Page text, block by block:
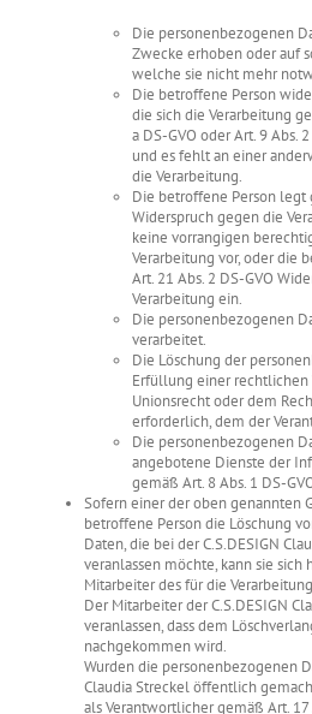
Die personenbezogenen
Zwecke erhoben oder auf
welche sie nicht mehr
Die betroffene Person
die sich die Verarbeitung
a DS-GVO oder Art. 9 Abs.
und es fehlt an einer
die Verarbeitung.
Die betroffene Person legt
Widerspruch gegen die
keine vorrangigen
Verarbeitung vor, oder die
Art. 21 Abs. 2 DS-GVO
Verarbeitung ein.
Die personenbezogenen
verarbeitet.
Die Löschung der
Erfüllung einer
Unionsrecht oder dem
erforderlich, dem der
Die personenbezogenen
angebotene Dienste der
gemäß Art. 8 Abs. 1 DS-
Sofern einer der oben genannten
betroffene Person die Löschung
Daten, die bei der C.S.DESIGN
veranlassen möchte, kann sie
Mitarbeiter des für die
Der Mitarbeiter der C.S.DESIGN
veranlassen, dass dem
nachgekommen wird.
Wurden die personenbezogenen
Claudia Streckel öffentlich
als Verantwortlicher gemäß Art. 17